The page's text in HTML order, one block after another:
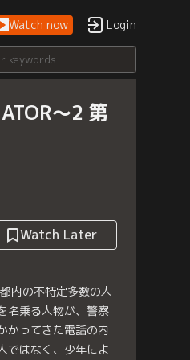
Watch now Login
～2 第
Watch Later
内の不特定多数の人
名乗る人物が、警察
かってきた電話の内
ではなく、少年によ